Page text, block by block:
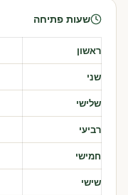
שעות פתיחה
ראשון
שני
שלישי
רביעי
חמישי
שישי